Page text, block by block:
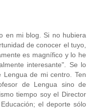
en mi blog. Si no hubiera
de conocer el tuyo,
es magnífico y lo he
interesante". Se lo
Lengua de mi centro. Ten
de Lengua sino de
tiempo soy el Director
el deporte sólo